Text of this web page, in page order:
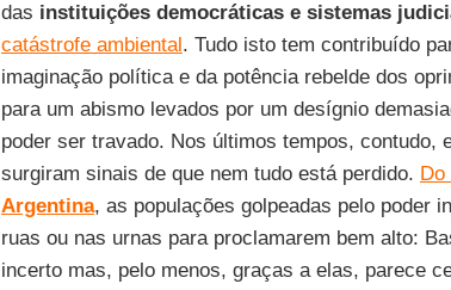
das instituições democráticas e sistemas
catástrofe ambiental. Tudo isto tem contribuído
imaginação política e da potência rebelde dos
para um abismo levados por um desígnio
poder ser travado. Nos últimos tempos, contudo,
surgiram sinais de que nem tudo está perdido. Do
Argentina, as populações golpeadas pelo poder
ruas ou nas urnas para proclamarem bem alto:
incerto mas, pelo menos, graças a elas, parece